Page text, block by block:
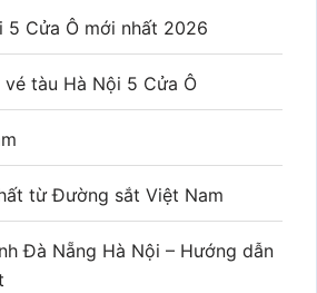
5 Cửa Ô mới nhất 2026
tàu Hà Nội 5 Cửa Ô
từ Đường sắt Việt Nam
Đà Nẵng Hà Nội – Hướng dẫn